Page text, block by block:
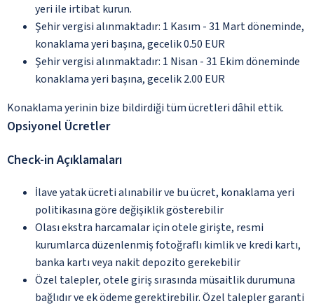
yeri ile irtibat kurun.
Şehir vergisi alınmaktadır: 1 Kasım - 31 Mart döneminde,
konaklama yeri başına, gecelik 0.50 EUR
Şehir vergisi alınmaktadır: 1 Nisan - 31 Ekim döneminde
konaklama yeri başına, gecelik 2.00 EUR
Konaklama yerinin bize bildirdiği tüm ücretleri dâhil ettik.
Opsiyonel Ücretler
Check-in Açıklamaları
İlave yatak ücreti alınabilir ve bu ücret, konaklama yeri
politikasına göre değişiklik gösterebilir
Olası ekstra harcamalar için otele girişte, resmi
kurumlarca düzenlenmiş fotoğraflı kimlik ve kredi kartı,
banka kartı veya nakit depozito gerekebilir
Özel talepler, otele giriş sırasında müsaitlik durumuna
bağlıdır ve ek ödeme gerektirebilir. Özel talepler garanti